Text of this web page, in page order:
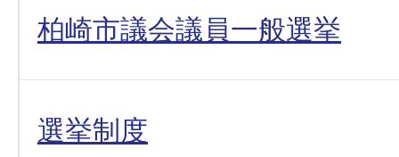
柏崎市議会議員一般選挙
選挙制度